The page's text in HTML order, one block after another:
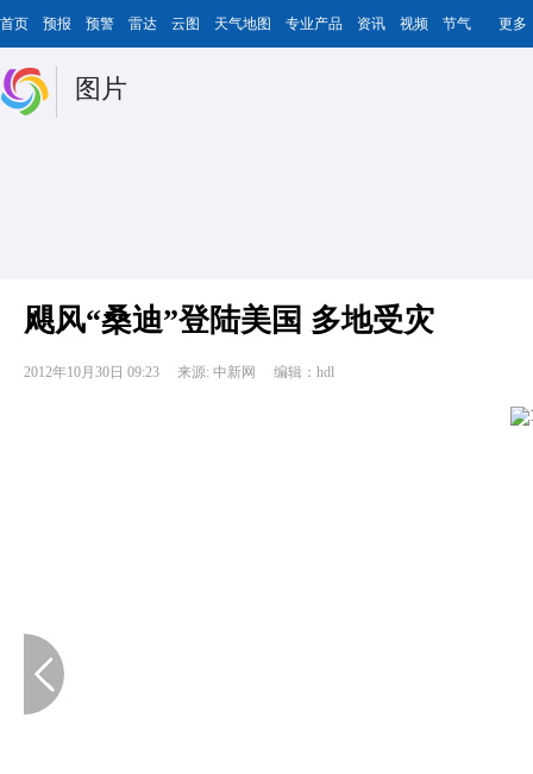
首页 预报 预警 雷达 云图 天气地图 专业产品 资讯 视频 节气 更多
图片
飓风“桑迪”登陆美国 多地受灾
2012年10月30日 09:23 来源: 中新网 编辑：hdl